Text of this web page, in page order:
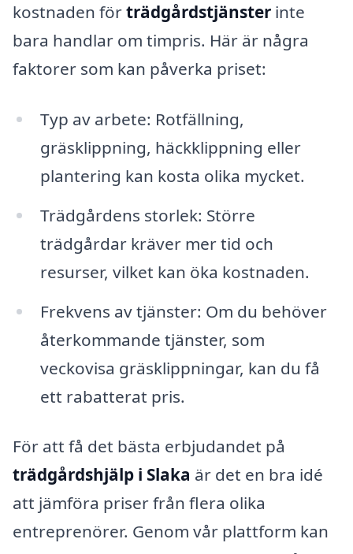
kostnaden förträdgårdstjänster inte
bara handlar om timpris. Här är några
faktorer som kan påverka priset:
Typ av arbete: Rotfällning,
gräsklippning, häckklippning eller
plantering kan kosta olika mycket.
Trädgårdens storlek: Större
trädgårdar kräver mer tid och
resurser, vilket kan öka kostnaden.
Frekvens av tjänster: Om du behöver
återkommande tjänster, som
veckovisa gräsklippningar, kan du få
ett rabatterat pris.
För att få det bästa erbjudandet på
trädgårdshjälp i Slaka är det en bra idé
att jämföra priser från flera olika
entreprenörer. Genom vår plattform kan